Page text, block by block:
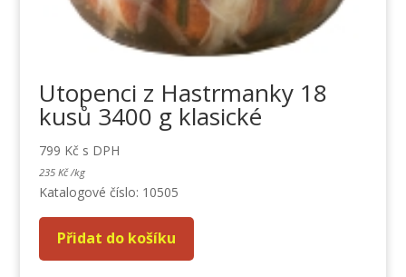
Utopenci z Hastrmanky 18
kusů 3400 g klasické
799 Kč s DPH
235 Kč /kg
Katalogové číslo: 10505
Přidat do košíku